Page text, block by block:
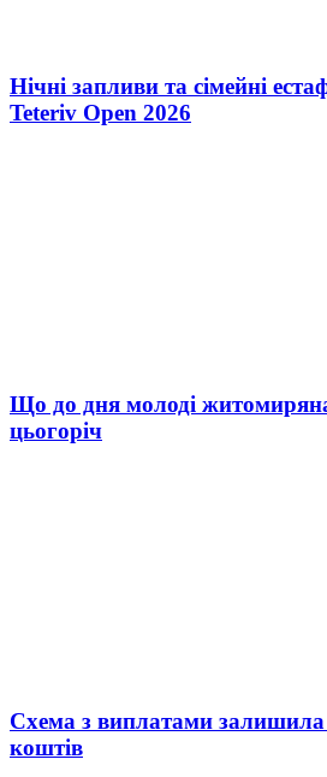
Нічні запливи та сімейні
Teteriv Open 2026
Що до дня молоді
цьогоріч
Схема з виплатами
коштів